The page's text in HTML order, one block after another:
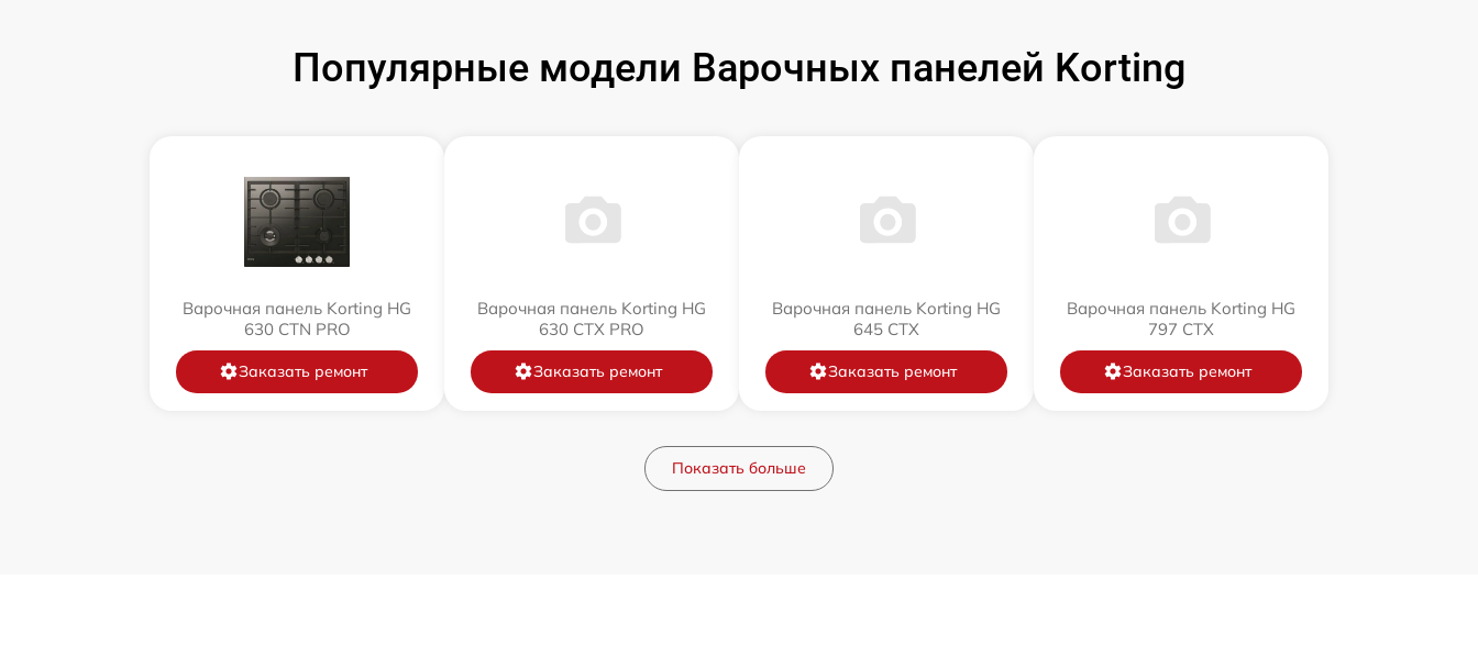
Популярные модели Варочных панелей Korting
Варочная панель Korting HG
630 CTN PRO
Заказать ремонт
Варочная панель Korting HG
630 CTX PRO
Заказать ремонт
Варочная панель Korting HG
645 CTX
Заказать ремонт
Варочная панель Korting HG
797 CTX
Заказать ремонт
Показать больше